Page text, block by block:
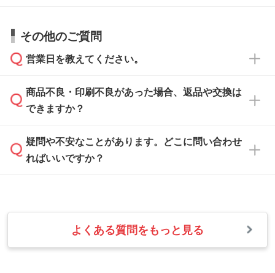
い合わせください。
なお、印刷用データの作り方に関する詳細は、
から添付してお送りください。
・解像度の低いデータをトレース/調整してほ
しい
解像度の低い画像や、手書きのイラスト、写真
などを、印刷に適したベクターデータに変換し
・フルカラーデータを1色に変換してほしい
・1色印刷でグラデーションや濃淡を表現した
い
相談いただきますと、担当スタッフがお客様の
ご希望や商品の本体色を確認し、印刷色をご提
本体色がブラック、ネイビーなど濃色の場合は
白色か淡い色の印刷色をおすすめしておりま
す。
本体色がナチュラルなど淡色の場合、印刷をく
っきりと目立たせたいときは濃い印刷色が、柔
らかい雰囲気にしたいときは淡い印刷色が映え
また、お選びいただいた印刷色が本体色に合わ
ない場合や仕上がりに影響しそうな場合は、ス
タッフから別の色をご案内することもございま
その他のご質問
営業日を教えてください。
営業日は平日の10:00～18:00で、土日祝日はお
休みとなります。注文・見積・お問い合わせ
速やかに対応いたします。
商品不良・印刷不良があった場合、返品や交換は
できますか？
お手数をお掛けいたしますが、至急担当スタッ
フまでご連絡ください。商品の状況を確認し、
・お届け時に商品が損傷・故障している場合
・ご注文と異なる商品が届いた場合
・印刷不良があった場合
疑問や不安なことがあります。どこに問い合わせ
ればいいですか？
業日以内に担当スタッフよりメールにてご連絡
いたします。
お急ぎの場合はお電話でのご質問も受け付けて
よくある質問をもっと見る